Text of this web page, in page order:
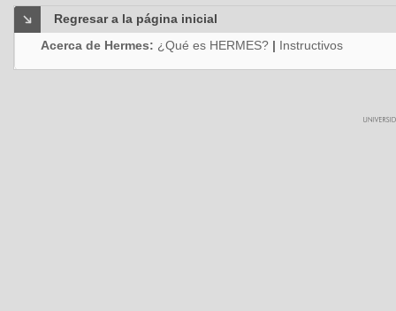
Regresar a la página inicial
Acerca de Hermes: ¿Qué es HERMES? | Instructivos